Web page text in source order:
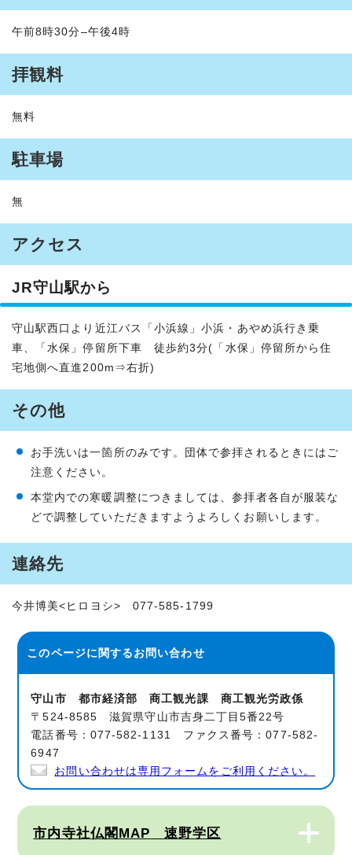
午前8時30分–午後4時
拝観料
無料
駐車場
無
アクセス
JR守山駅から
守山駅西口より近江バス「小浜線」小浜・あやめ浜行き乗
車、「水保」停留所下車 徒歩約3分(「水保」停留所から住
宅地側へ直進200m⇒右折)
その他
お手洗いは一箇所のみです。団体で参拝されるときにはご
注意ください。
本堂内での寒暖調整につきましては、参拝者各自が服装な
どで調整していただきますようよろしくお願いします。
連絡先
今井博美<ヒロヨシ> 077-585-1799
このページに関するお問い合わせ
守山市 都市経済部 商工観光課 商工観光労政係
〒524-8585 滋賀県守山市吉身二丁目5番22号
電話番号：077-582-1131 ファクス番号：077-582-
6947
お問い合わせは専用フォームをご利用ください。
市内寺社仏閣MAP 速野学区